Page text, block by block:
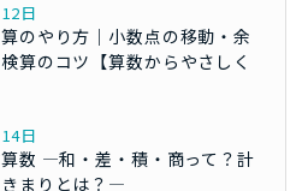
日
のやり方｜小数点の移動・余
算のコツ【算数からやさしく
日
数 ―和・差・積・商って？計
まりとは？―